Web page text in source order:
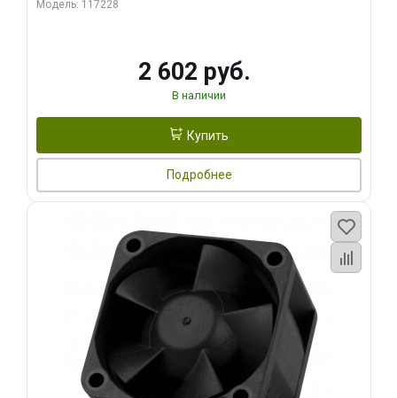
Модель: 117228
2 602 руб.
В наличии
Купить
Подробнее